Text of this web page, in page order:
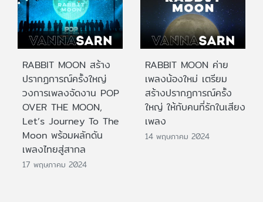
RABBIT MOON สร้าง
ปรากฏการณ์ครั้งใหญ่
วงการเพลงจัดงาน POP
OVER THE MOON,
Let’s Journey To The
Moon พร้อมผลักดัน
เพลงไทยสู่สากล
17 พฤษภาคม 2024
RABBIT MOON ค่าย
เพลงน้องใหม่ เตรียม
สร้างปรากฏการณ์ครั้ง
ใหญ่ ให้กับคนที่รักในเสียง
เพลง
14 พฤษภาคม 2024